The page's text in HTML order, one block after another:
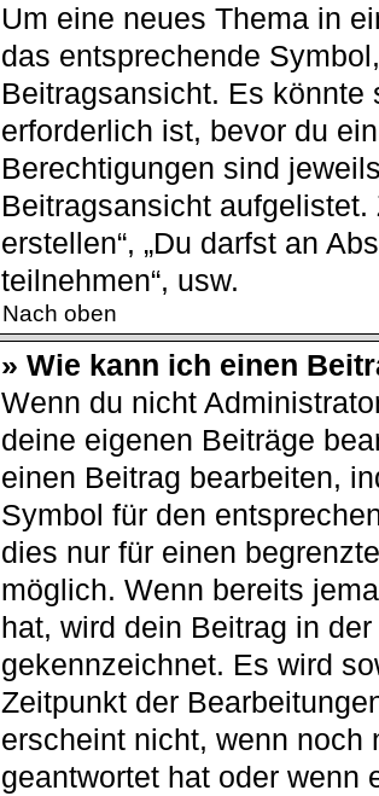
Um eine neues Thema in
das entsprechende
Beitragsansicht. Es
erforderlich ist, bevor du
Berechtigungen sind
Beitragsansicht aufgelistet.
erstellen“, „Du darfst an
teilnehmen“, usw.
Nach oben
» Wie kann ich einen
Wenn du nicht
deine eigenen Beiträge
einen Beitrag bearbeiten,
Symbol für den
dies nur für einen
möglich. Wenn bereits
hat, wird dein Beitrag in
gekennzeichnet. Es wird
Zeitpunkt der
erscheint nicht, wenn noch
geantwortet hat oder wenn